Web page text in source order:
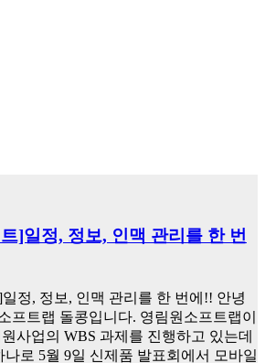
]일정, 정보, 인맥 관리를 한 번
정, 정보, 인맥 관리를 한 번에!! 안녕
프트랩 돌콩입니다. 영림원소프트랩이
사업의 WBS 과제를 진행하고 있는데
나로 5월 9일 신제품 발표회에서 모바일